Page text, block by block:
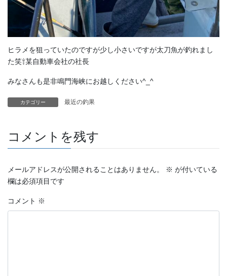
ヒラメを狙っていたのですが少し小さいですが太刀魚が釣れまし
た笑⇧某自動車会社の社長
みなさんも是非鳴門海峡にお越しください^_^
カテゴリー 最近の釣果
コメントを残す
メールアドレスが公開されることはありません。 ※ が付いている
欄は必須項目です
コメント ※